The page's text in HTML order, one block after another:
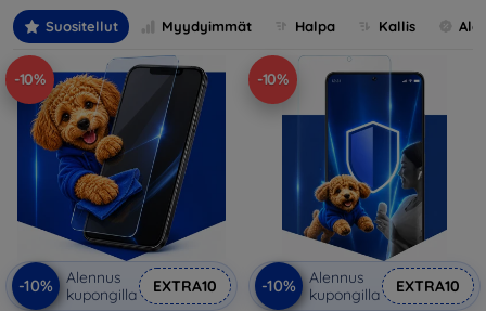
Suositellut Myydyimmät Halpa Kallis
-10%
-10%
Alennus
kupongilla
EXTRA10
-10%
-10%
Alennus
kupongilla
EXTRA10